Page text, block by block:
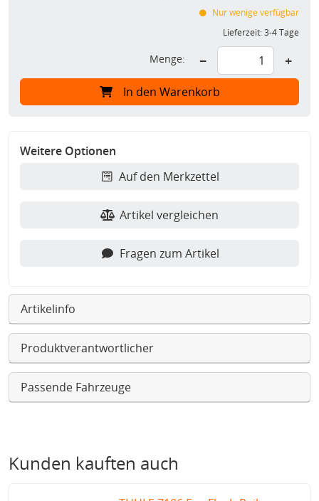
Nur wenige verfügbar
Lieferzeit:3-4 Tage
Menge: − +
In den Warenkorb
Weitere Optionen
Auf den Merkzettel
Artikel vergleichen
Fragen zum Artikel
Artikelinfo
Produktverantwortlicher
Passende Fahrzeuge
Kunden kauften auch